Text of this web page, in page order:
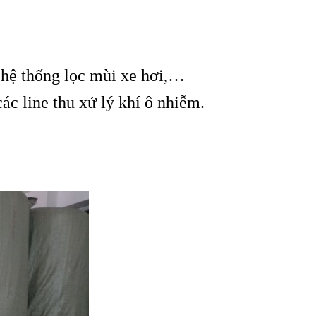
hệ thống lọc mùi xe hơi,…
line thu xử lý khí ô nhiễm.